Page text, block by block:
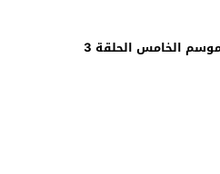
الخامس الحلقة 3